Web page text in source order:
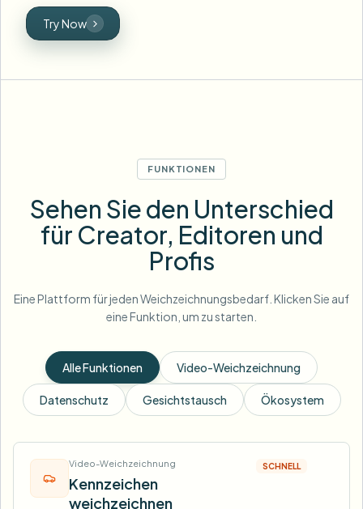
Try Now
FUNKTIONEN
Sehen Sie den Unterschied
für Creator, Editoren und
Profis
Eine Plattform für jeden Weichzeichnungsbedarf. Klicken Sie auf
eine Funktion, um zu starten.
Alle Funktionen Video-Weichzeichnung
Datenschutz Gesichtstausch Ökosystem
Video-Weichzeichnung
Kennzeichen
weichzeichnen
SCHNELL